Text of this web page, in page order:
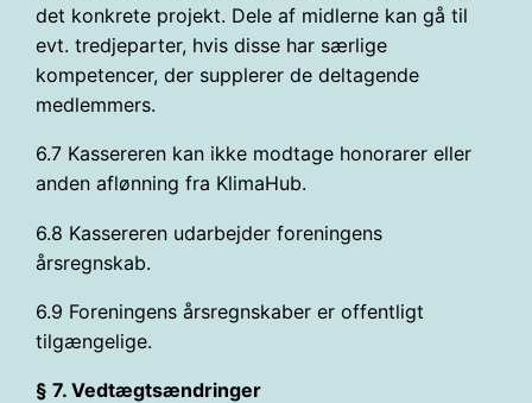
det konkrete projekt. Dele af midlerne kan gå til
evt. tredjeparter, hvis disse har særlige
kompetencer, der supplerer de deltagende
medlemmers.
6.7 Kassereren kan ikke modtage honorarer eller
anden aflønning fra KlimaHub.
6.8 Kassereren udarbejder foreningens
årsregnskab.
6.9 Foreningens årsregnskaber er offentligt
tilgængelige.
§ 7. Vedtægtsændringer